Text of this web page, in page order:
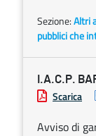
Sezione:Altri
pubblici che
I.A.C.P.
Scarica
Avviso di